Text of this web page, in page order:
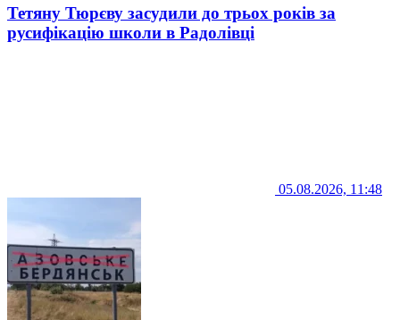
Тетяну Тюрєву засудили до трьох років за
русифікацію школи в Радолівці
05.08.2026, 11:48